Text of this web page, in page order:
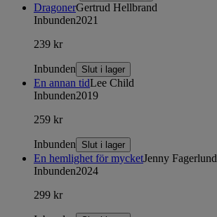
DragonerGertrud Hellbrand
Inbunden2021
239 kr
Inbunden Slut i lager
En annan tidLee Child
Inbunden2019
259 kr
Inbunden Slut i lager
En hemlighet för mycketJenny Fagerlund
Inbunden2024
299 kr